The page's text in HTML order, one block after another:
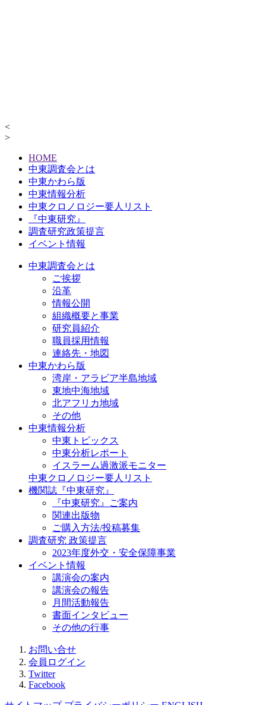
<
>
HOME
中東調査会とは
中東かわら版
中東情報分析
中東クロノロジー要人リスト
『中東研究』
調査研究政策提言
イベント情報
中東調査会とは
ご挨拶
沿革
情報公開
組織概要と事業
研究員紹介
職員採用情報
連絡先・地図
中東かわら版
湾岸・アラビア半島地域
東地中海地域
北アフリカ地域
その他
中東情報分析
中東トピックス
中東分析レポート
イスラーム過激派モニター
中東クロノロジー要人リスト
機関誌『中東研究』
『中東研究』ご案内
関連出版物
ご購入方法/投稿募集
調査研究 政策提言
2023年度外交・安全保障事業
イベント情報
講演会の案内
講演会の報告
月間活動報告
書面インタビュー
その他の行事
お問い合せ
会員ログイン
Twitter
Facebook